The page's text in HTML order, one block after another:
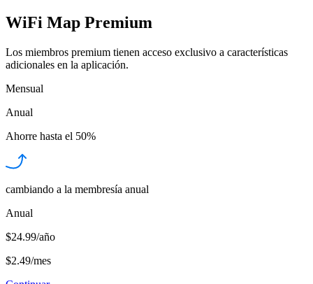
WiFi Map Premium
Los miembros premium tienen acceso exclusivo a características
adicionales en la aplicación.
Mensual
Anual
Ahorre hasta el 50%
cambiando a la membresía anual
Anual
$24.99/año
$2.49/mes